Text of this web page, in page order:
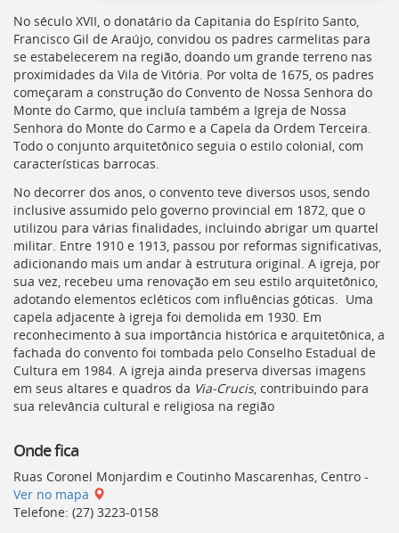
No século XVII, o donatário da Capitania do Espírito Santo,
Francisco Gil de Araújo, convidou os padres carmelitas para
se estabelecerem na região, doando um grande terreno nas
proximidades da Vila de Vitória. Por volta de 1675, os padres
começaram a construção do Convento de Nossa Senhora do
Monte do Carmo, que incluía também a Igreja de Nossa
Senhora do Monte do Carmo e a Capela da Ordem Terceira.
Todo o conjunto arquitetônico seguia o estilo colonial, com
características barrocas.
No decorrer dos anos, o convento teve diversos usos, sendo
inclusive assumido pelo governo provincial em 1872, que o
utilizou para várias finalidades, incluindo abrigar um quartel
militar. Entre 1910 e 1913, passou por reformas significativas,
adicionando mais um andar à estrutura original. A igreja, por
sua vez, recebeu uma renovação em seu estilo arquitetônico,
adotando elementos ecléticos com influências góticas. Uma
capela adjacente à igreja foi demolida em 1930. Em
reconhecimento à sua importância histórica e arquitetônica, a
fachada do convento foi tombada pelo Conselho Estadual de
Cultura em 1984. A igreja ainda preserva diversas imagens
em seus altares e quadros da Via-Crucis, contribuindo para
sua relevância cultural e religiosa na região
Onde fica
Ruas Coronel Monjardim e Coutinho Mascarenhas, Centro -
Ver no mapa
Telefone: (27) 3223-0158